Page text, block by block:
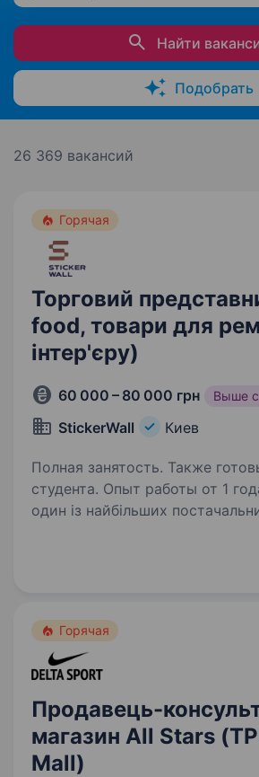
Найти
Подобрать
26 369 вакансий
Горячая
Торговий
food, товари для
інтер'єру)
60 000 – 80 000 грн Выше
StickerWall Киев
Полная занятость. Также
студента. Опыт работы от 1 года.
один із найбільших
Ми спеціалізуємося на
Горячая
Продавець-
магазин All Stars
Mall)